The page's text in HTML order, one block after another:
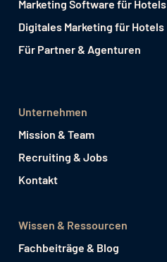
Marketing Software für Hotels
Digitales Marketing für Hotels
Für Partner & Agenturen
Unternehmen
Mission & Team
Recruiting & Jobs
Kontakt
Wissen & Ressourcen
Fachbeiträge & Blog